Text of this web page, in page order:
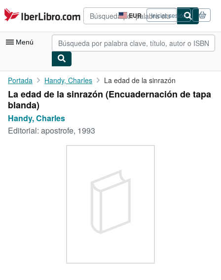
Pasar al contenido principal
IberLibro.com EUR
Preferencias
de
compra
del
Iniciar sesión
Menú
Mi cuenta
Consultar mis pedidos
Búsqueda avanzada
Colecciones
CERRAR
Portada Handy, Charles La edad de la sinrazón
La edad de la sinrazón (Encuadernación de tapa
blanda)
Handy, Charles
Editorial: apostrofe, 1993